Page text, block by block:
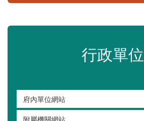
行政單位